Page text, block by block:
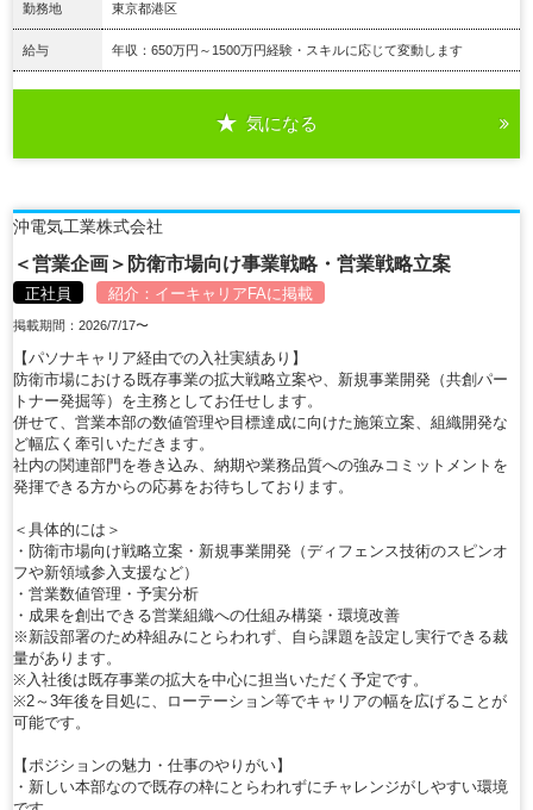
勤務地 東京都港区
給与 年収：650万円～1500万円経験・スキルに応じて変動します
気になる
沖電気工業株式会社
＜営業企画＞防衛市場向け事業戦略・営業戦略立案
正社員 紹介： イーキャリアFAに掲載
掲載期間：2026/7/17〜
【パソナキャリア経由での入社実績あり】
防衛市場における既存事業の拡大戦略立案や、新規事業開発（共創パー
トナー発掘等）を主務としてお任せします。
併せて、営業本部の数値管理や目標達成に向けた施策立案、組織開発な
ど幅広く牽引いただきます。
社内の関連部門を巻き込み、納期や業務品質への強みコミットメントを
発揮できる方からの応募をお待ちしております。
＜具体的には＞
・防衛市場向け戦略立案・新規事業開発（ディフェンス技術のスピンオ
フや新領域参入支援など）
・営業数値管理・予実分析
・成果を創出できる営業組織への仕組み構築・環境改善
※新設部署のため枠組みにとらわれず、自ら課題を設定し実行できる裁
量があります。
※入社後は既存事業の拡大を中心に担当いただく予定です。
※2～3年後を目処に、ローテーション等でキャリアの幅を広げることが
可能です。
【ポジションの魅力・仕事のやりがい】
・新しい本部なので既存の枠にとらわれずにチャレンジがしやすい環境